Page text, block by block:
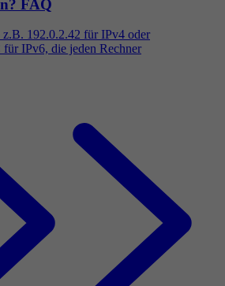
FAQ
192.0.2.42 für IPv4 oder
IPv6, die jeden Rechner